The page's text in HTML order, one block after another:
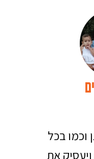
הגן וכמו בכל
את